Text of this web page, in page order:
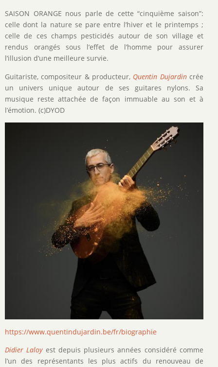
SAISON ORANGE nous parle de cette “cinquième saison”:
celle dont la nature se pare entre l’hiver et le printemps ;
celle de ces champs pesticidés autour de son village et
rendus orangés sous l’effet de l’homme pour assurer
l’illusion d’une meilleure survie.
Guitariste, compositeur & producteur, Quentin Dujardin crée
un univers unique autour de ses guitares nylons. Sa
musique reste attachée de façon immuable au son et à
l’émotion. (c)DYOD
https://www.quentindujardin.be/fr/biographie
Didier Laloy est depuis plusieurs années considéré comme
l’un des représentants les plus actifs du renouveau de